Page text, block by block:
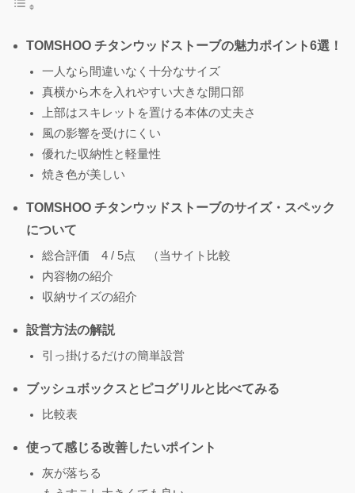
TOMSHOO チタンウッドストーブの魅力ポイント6選！
一人なら間違いなく十分なサイズ
真横から木を入れやすい大きな開口部
上部はスキレットを置ける本体の丈夫さ
風の影響を受けにくい
優れた収納性と軽量性
焼き色が美しい
TOMSHOO チタンウッドストーブのサイズ・スペック
について
総合評価 4 / 5点 （当サイト比較
内容物の紹介
収納サイズの紹介
設営方法の解説
引っ掛けるだけの簡単設営
ブッシュボックスとピコグリルと比べてみる
比較表
使って感じる改善したいポイント
灰が落ちる